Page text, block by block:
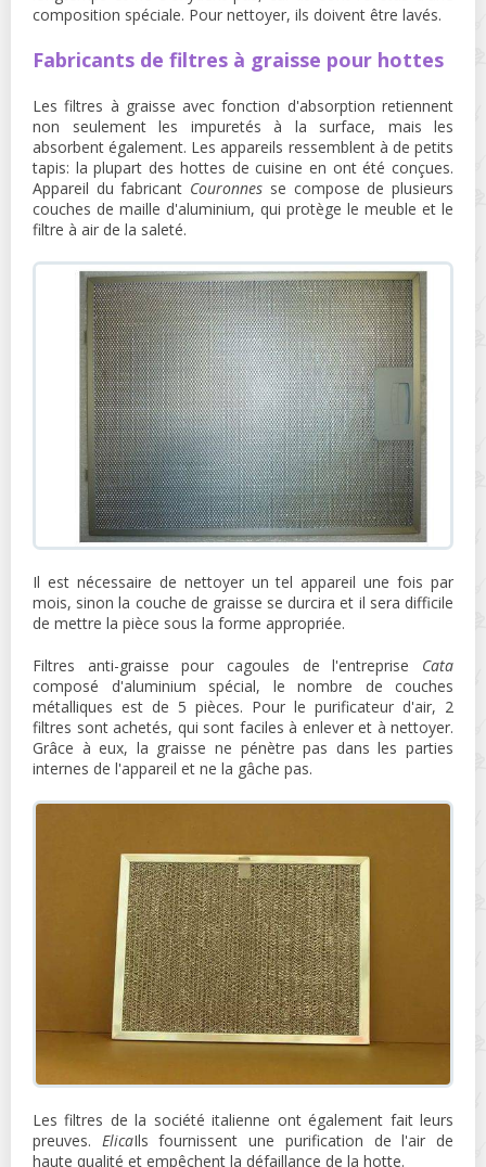
composition spéciale. Pour nettoyer, ils doivent être lavés.
Fabricants de filtres à graisse pour hottes
Les filtres à graisse avec fonction d'absorption retiennent
non seulement les impuretés à la surface, mais les
absorbent également. Les appareils ressemblent à de petits
tapis: la plupart des hottes de cuisine en ont été conçues.
Appareil du fabricant Couronnes se compose de plusieurs
couches de maille d'aluminium, qui protège le meuble et le
filtre à air de la saleté.
Il est nécessaire de nettoyer un tel appareil une fois par
mois, sinon la couche de graisse se durcira et il sera difficile
de mettre la pièce sous la forme appropriée.
Filtres anti-graisse pour cagoules de l'entreprise Cata
composé d'aluminium spécial, le nombre de couches
métalliques est de 5 pièces. Pour le purificateur d'air, 2
filtres sont achetés, qui sont faciles à enlever et à nettoyer.
Grâce à eux, la graisse ne pénètre pas dans les parties
internes de l'appareil et ne la gâche pas.
Les filtres de la société italienne ont également fait leurs
preuves. ElicaIls fournissent une purification de l'air de
haute qualité et empêchent la défaillance de la hotte.